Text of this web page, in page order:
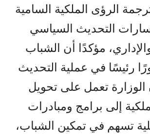
الرؤى الملكية السامية
التحديث السياسي
مؤكدًا أن الشباب
رئيسًا في عملية التحديث
الوزارة تعمل على تحويل
إلى برامج ومبادرات
تسهم في تمكين الشباب،